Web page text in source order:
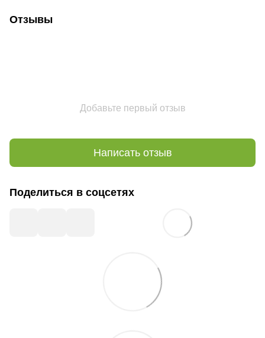
Отзывы
Добавьте первый отзыв
Написать отзыв
Поделиться в соцсетях